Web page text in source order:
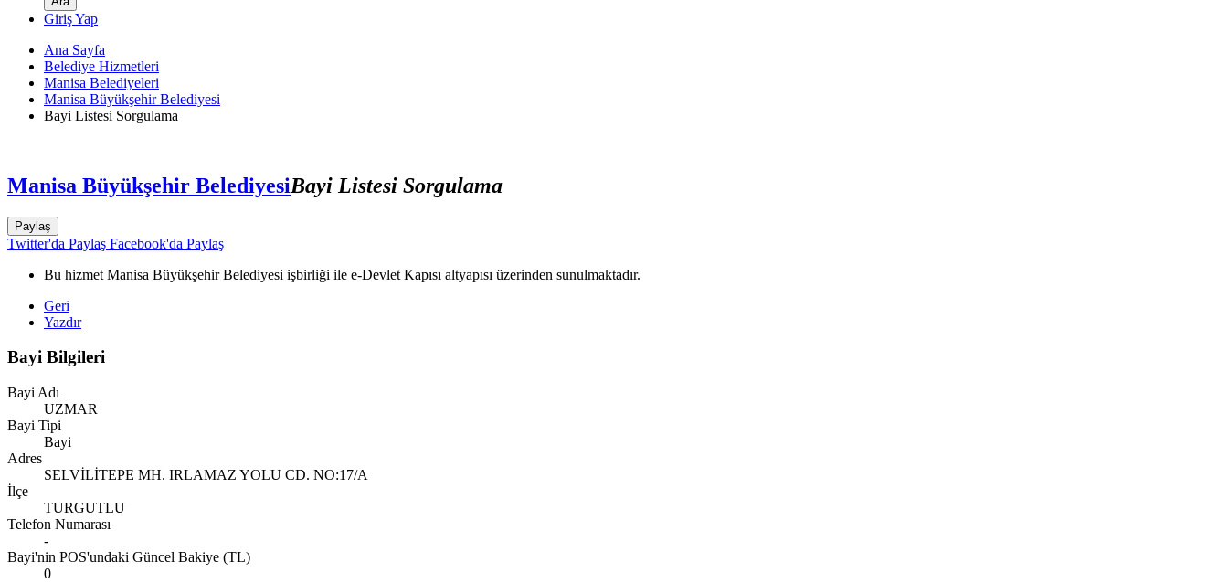
Giriş Yap
Ana Sayfa
Belediye Hizmetleri
Manisa Belediyeleri
Manisa Büyükşehir Belediyesi
Bayi Listesi Sorgulama
Manisa Büyükşehir BelediyesiBayi Listesi Sorgulama
Paylaş
Twitter'da Paylaş Facebook'da Paylaş
Bu hizmet Manisa Büyükşehir Belediyesi işbirliği ile e-Devlet Kapısı altyapısı üzerinden sunulmaktadır.
Geri
Yazdır
Bayi Bilgileri
Bayi Adı
UZMAR
Bayi Tipi
Bayi
Adres
SELVİLİTEPE MH. IRLAMAZ YOLU CD. NO:17/A
İlçe
TURGUTLU
Telefon Numarası
-
Bayi'nin POS'undaki Güncel Bakiye (TL)
0